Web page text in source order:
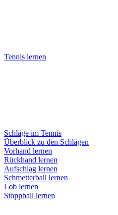
Tennis lernen
Schläge im Tennis
Überblick zu den Schlägen
Vorhand lernen
Rückhand lernen
Aufschlag lernen
Schmetterball lernen
Lob lernen
Stoppball lernen